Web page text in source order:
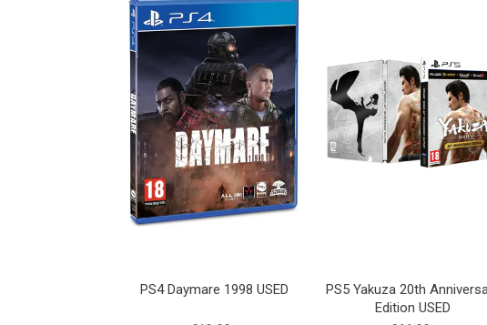
PS4 Daymare 1998 USED
PS5 Yakuza 20th
Edition USED